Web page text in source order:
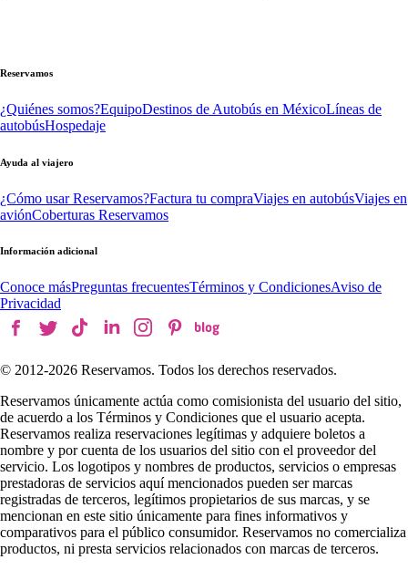
Reservamos
¿Quiénes somos?EquipoDestinos de Autobús en MéxicoLíneas de
autobúsHospedaje
Ayuda al viajero
¿Cómo usar Reservamos?Factura tu compraViajes en autobúsViajes en
aviónCoberturas Reservamos
Información adicional
Conoce másPreguntas frecuentesTérminos y CondicionesAviso de
Privacidad
© 2012-2026 Reservamos. Todos los derechos reservados.
Reservamos únicamente actúa como comisionista del usuario del sitio,
de acuerdo a los Términos y Condiciones que el usuario acepta.
Reservamos realiza reservaciones legítimas y adquiere boletos a
nombre y por cuenta de los usuarios del sitio con el proveedor del
servicio. Los logotipos y nombres de productos, servicios o empresas
prestadoras de servicios aquí mencionados pueden ser marcas
registradas de terceros, legítimos propietarios de sus marcas, y se
mencionan en este sitio únicamente para fines informativos y
comparativos para el público consumidor. Reservamos no comercializa
productos, ni presta servicios relacionados con marcas de terceros.